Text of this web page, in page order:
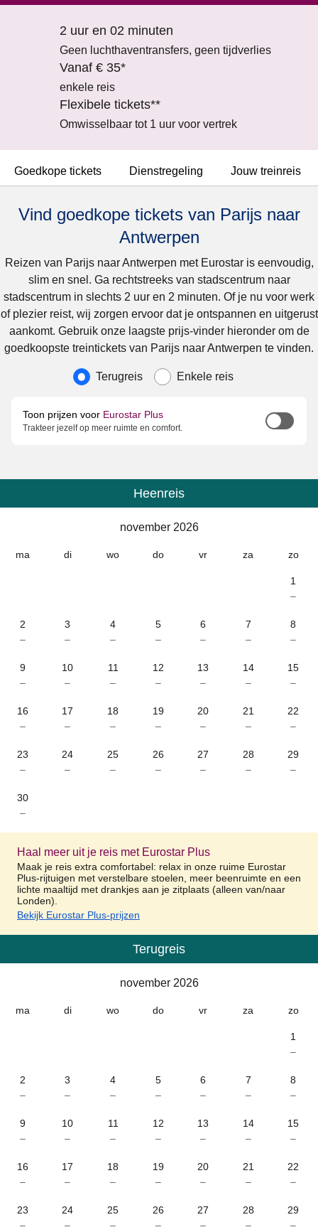
2 uur en 02 minuten
Geen luchthaventransfers, geen tijdverlies
Vanaf € 35*
enkele reis
Flexibele tickets**
Omwisselbaar tot 1 uur voor vertrek
Goedkope tickets Dienstregeling Jouw treinreis
Vind goedkope tickets van Parijs naar
Antwerpen
Reizen van Parijs naar Antwerpen met Eurostar is eenvoudig,
slim en snel. Ga rechtstreeks van stadscentrum naar
stadscentrum in slechts 2 uur en 2 minuten. Of je nu voor werk
of plezier reist, wij zorgen ervoor dat je ontspannen en uitgerust
aankomt. Gebruik onze laagste prijs-vinder hieronder om de
goedkoopste treintickets van Parijs naar Antwerpen te vinden.
Soort reisTerugreis Enkele reis
Toon prijzen voor Eurostar Plus
Trakteer jezelf op meer ruimte en comfort.
Kalender
Heenreis
november 2026
ma di wo do vr za zo
1
–
2
–
3
–
4
–
5
–
6
–
7
–
8
–
9
–
10
–
11
–
12
–
13
–
14
–
15
–
16
–
17
–
18
–
19
–
20
–
21
–
22
–
23
–
24
–
25
–
26
–
27
–
28
–
29
–
30
–
Haal meer uit je reis met Eurostar Plus
Maak je reis extra comfortabel: relax in onze ruime Eurostar
Plus-rijtuigen met verstelbare stoelen, meer beenruimte en een
lichte maaltijd met drankjes aan je zitplaats (alleen van/naar
Londen).
Bekijk Eurostar Plus-prijzen
Kalender
Terugreis
november 2026
ma di wo do vr za zo
1
–
2
–
3
–
4
–
5
–
6
–
7
–
8
–
9
–
10
–
11
–
12
–
13
–
14
–
15
–
16
–
17
–
18
–
19
–
20
–
21
–
22
–
23
–
24
–
25
–
26
–
27
–
28
–
29
–